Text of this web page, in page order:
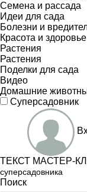
Семена и рассада
Идеи для сада
Болезни и
Красота и здоровье
Растения
Растения
Поделки для сада
Видео
Домашние
Суперсадовник
ТЕКСТ МАСТЕР-
суперсадовника
Поиск